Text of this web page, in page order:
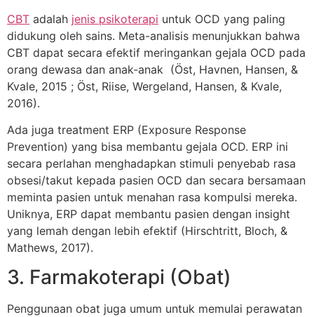
CBT adalah jenis psikoterapi untuk OCD yang paling
didukung oleh sains. Meta-analisis menunjukkan bahwa
CBT dapat secara efektif meringankan gejala OCD pada
orang dewasa dan anak-anak (Öst, Havnen, Hansen, &
Kvale, 2015 ; Öst, Riise, Wergeland, Hansen, & Kvale,
2016).
Ada juga treatment ERP (Exposure Response
Prevention) yang bisa membantu gejala OCD. ERP ini
secara perlahan menghadapkan stimuli penyebab rasa
obsesi/takut kepada pasien OCD dan secara bersamaan
meminta pasien untuk menahan rasa kompulsi mereka.
Uniknya, ERP dapat membantu pasien dengan insight
yang lemah dengan lebih efektif (Hirschtritt, Bloch, &
Mathews, 2017).
3. Farmakoterapi (Obat)
Penggunaan obat juga umum untuk memulai perawatan